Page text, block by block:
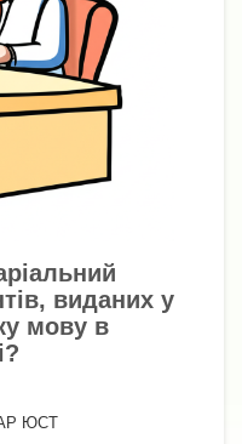
виданих у
мову в
ЮСТ